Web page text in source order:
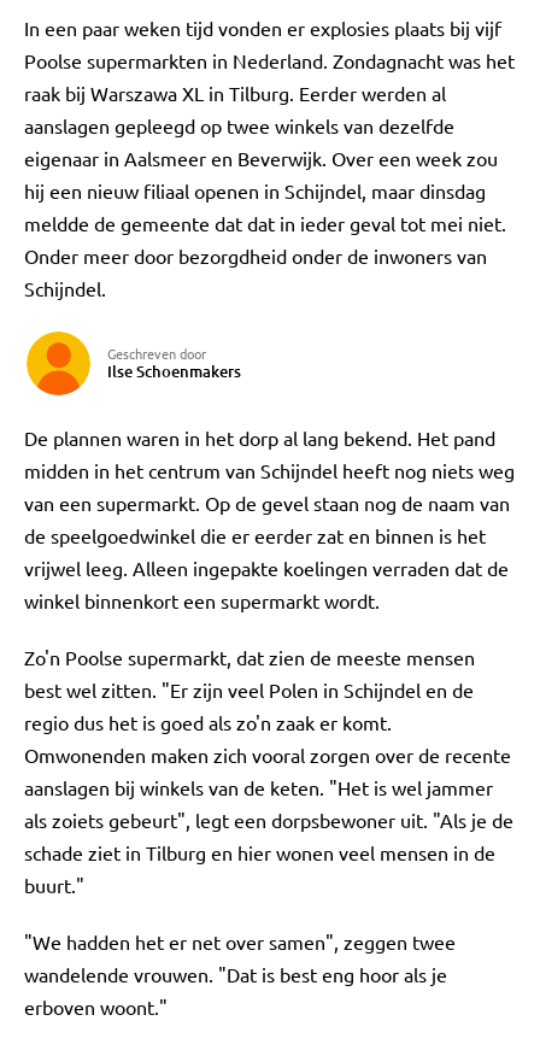
In een paar weken tijd vonden er explosies plaats bij vijf
Poolse supermarkten in Nederland. Zondagnacht was het
raak bij Warszawa XL in Tilburg. Eerder werden al
aanslagen gepleegd op twee winkels van dezelfde
eigenaar in Aalsmeer en Beverwijk. Over een week zou
hij een nieuw filiaal openen in Schijndel, maar dinsdag
meldde de gemeente dat dat in ieder geval tot mei niet.
Onder meer door bezorgdheid onder de inwoners van
Schijndel.
Geschreven door
Ilse Schoenmakers
De plannen waren in het dorp al lang bekend. Het pand
midden in het centrum van Schijndel heeft nog niets weg
van een supermarkt. Op de gevel staan nog de naam van
de speelgoedwinkel die er eerder zat en binnen is het
vrijwel leeg. Alleen ingepakte koelingen verraden dat de
winkel binnenkort een supermarkt wordt.
Zo'n Poolse supermarkt, dat zien de meeste mensen
best wel zitten. "Er zijn veel Polen in Schijndel en de
regio dus het is goed als zo'n zaak er komt.
Omwonenden maken zich vooral zorgen over de recente
aanslagen bij winkels van de keten. "Het is wel jammer
als zoiets gebeurt", legt een dorpsbewoner uit. "Als je de
schade ziet in Tilburg en hier wonen veel mensen in de
buurt."
"We hadden het er net over samen", zeggen twee
wandelende vrouwen. "Dat is best eng hoor als je
erboven woont."